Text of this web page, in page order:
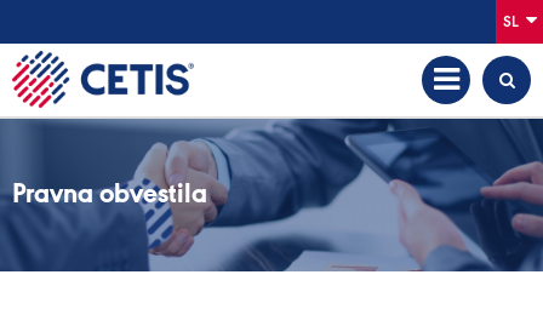
SL
Pravna obvestila